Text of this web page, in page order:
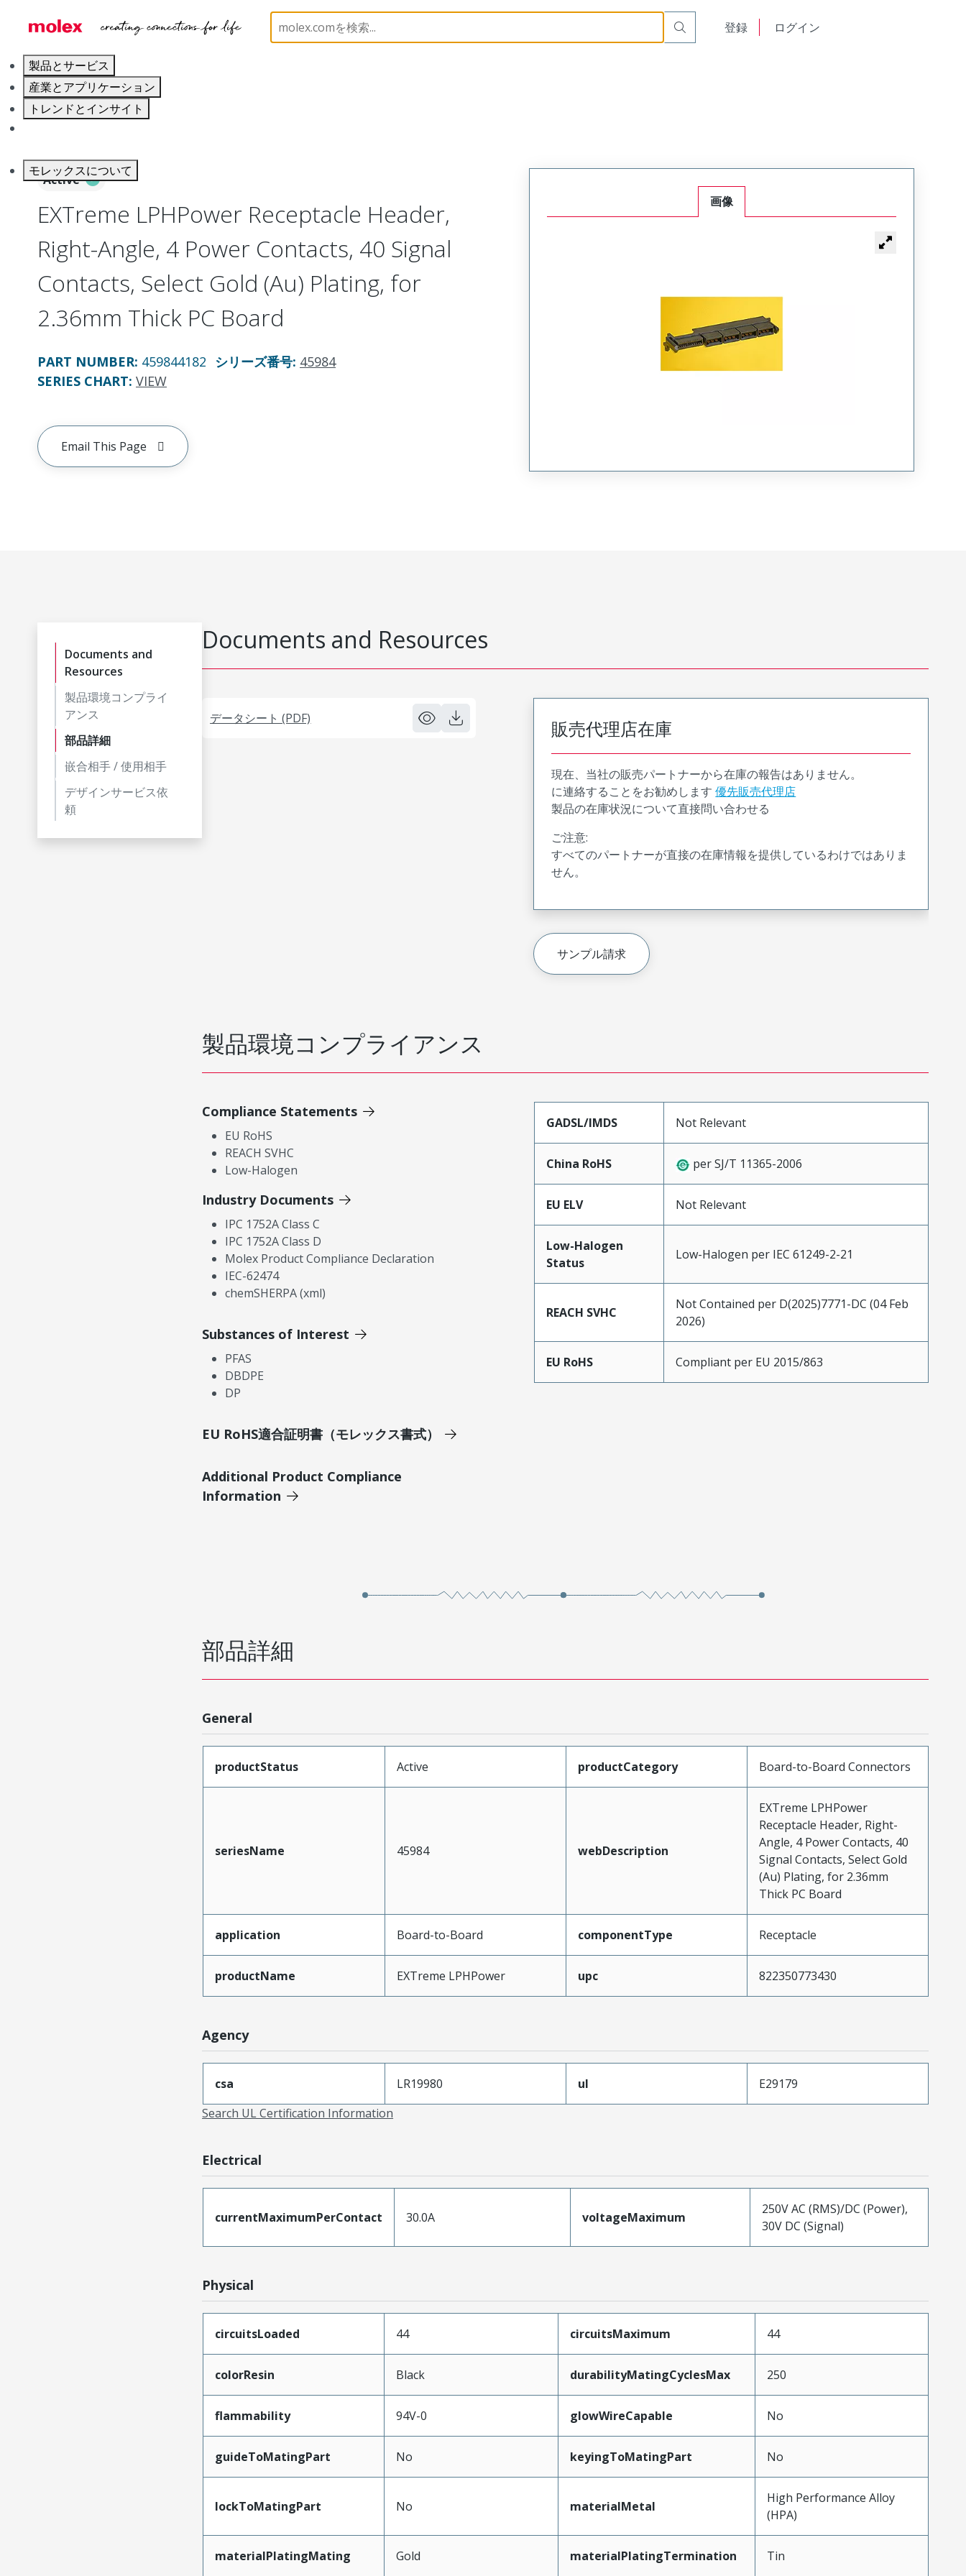
登録 ログイン
製品とサービス
産業とアプリケーション
トレンドとインサイト
モレックスについて
Board-to-Board Connectors 45984 459844182
Active
EXTreme LPHPower Receptacle Header,
Right-Angle, 4 Power Contacts, 40 Signal
Contacts, Select Gold (Au) Plating, for
2.36mm Thick PC Board
PART NUMBER: 459844182 シリーズ番号: 45984
SERIES CHART: VIEW
Email This Page
画像
Documents and
Resources
製品環境コンプライ
アンス
部品詳細
嵌合相手 / 使用相手
デザインサービス依
頼
Documents and Resources
データシート (PDF) 販売代理店在庫
現在、当社の販売パートナーから在庫の報告はありません。
に連絡することをお勧めします 優先販売代理店
製品の在庫状況について直接問い合わせる
ご注意:
すべてのパートナーが直接の在庫情報を提供しているわけではありま
せん。
サンプル請求
製品環境コンプライアンス
Compliance Statements
EU RoHS
REACH SVHC
Low-Halogen
Industry Documents
IPC 1752A Class C
IPC 1752A Class D
Molex Product Compliance Declaration
IEC-62474
chemSHERPA (xml)
Substances of Interest
PFAS
DBDPE
DP
EU RoHS適合証明書（モレックス書式）
Additional Product Compliance
Information
GADSL/IMDS Not Relevant
China RoHS per SJ/T 11365-2006
EU ELV Not Relevant
Low-Halogen
Status
Low-Halogen per IEC 61249-2-21
REACH SVHC
Not Contained per D(2025)7771-DC (04 Feb
2026)
EU RoHS Compliant per EU 2015/863
部品詳細
General
productStatus Active productCategory Board-to-Board Connectors
seriesName 45984 webDescription
EXTreme LPHPower
Receptacle Header, Right-
Angle, 4 Power Contacts, 40
Signal Contacts, Select Gold
(Au) Plating, for 2.36mm
Thick PC Board
application Board-to-Board componentType Receptacle
productName EXTreme LPHPower upc 822350773430
Agency
csa LR19980 ul
E29179
Search UL Certification Information
Electrical
currentMaximumPerContact 30.0A voltageMaximum
250V AC (RMS)/DC (Power),
30V DC (Signal)
Physical
circuitsLoaded 44 circuitsMaximum 44
colorResin Black durabilityMatingCyclesMax 250
flammability 94V-0 glowWireCapable No
guideToMatingPart No keyingToMatingPart No
lockToMatingPart No materialMetal
High Performance Alloy
(HPA)
materialPlatingMating Gold materialPlatingTermination Tin